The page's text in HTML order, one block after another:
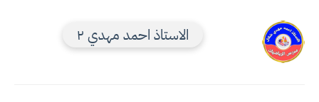
الاستاذ احمد مهدي ٢